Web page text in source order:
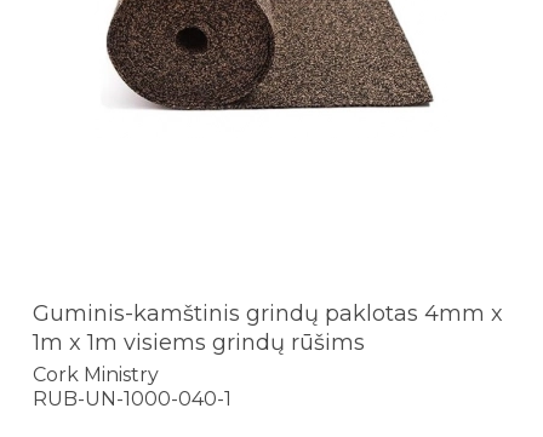
Guminis-kamštinis grindų paklotas 4mm x
1m x 1m visiems grindų rūšims
Cork Ministry
RUB-UN-1000-040-1